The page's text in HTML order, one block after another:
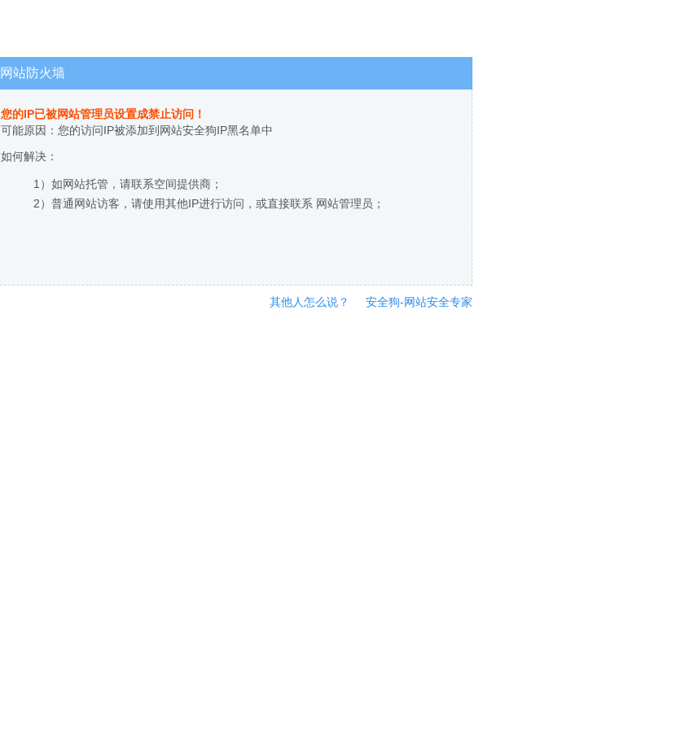
网站防火墙
您的IP已被网站管理员设置成禁止访问！
可能原因：您的访问IP被添加到网站安全狗IP黑名单中
如何解决：
1）如网站托管，请联系空间提供商；
2）普通网站访客，请使用其他IP进行访问，或直接联系 网站管理员；
其他人怎么说？ 安全狗-网站安全专家